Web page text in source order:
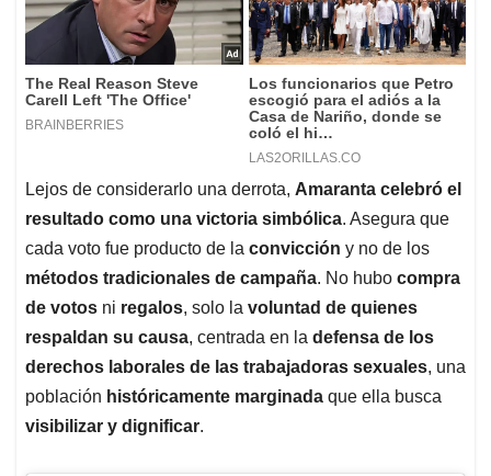
Lejos de considerarlo una derrota, Amaranta celebró el
resultado como una victoria simbólica. Asegura que
cada voto fue producto de la convicción y no de los
métodos tradicionales de campaña. No hubo compra
de votos ni regalos, solo la voluntad de quienes
respaldan su causa, centrada en la defensa de los
derechos laborales de las trabajadoras sexuales, una
población históricamente marginada que ella busca
visibilizar y dignificar.